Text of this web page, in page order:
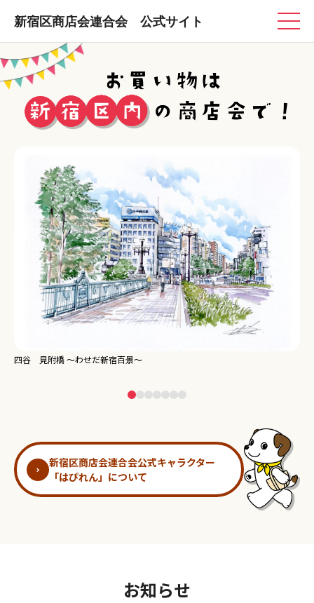
新宿区商店会連合会 公式サイト
新宿区商店会連合会公式キャラクター
「はぴれん」について
お知らせ